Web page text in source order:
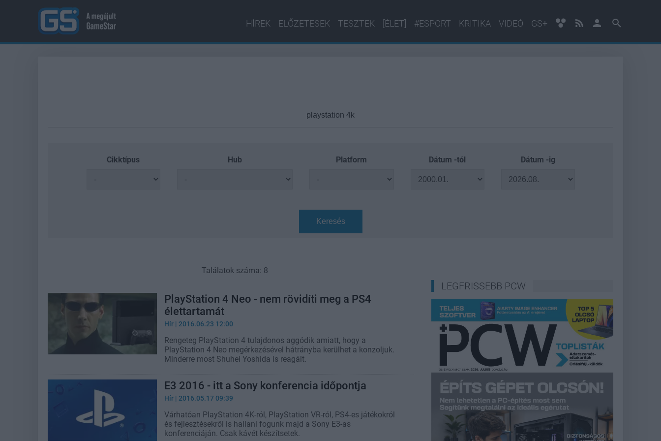
HÍREK ELŐZETESEK TESZTEK [ÉLET] #ESPORT KRITIKA VIDEÓ GS+
Cikktípus Hub Platform Dátum -tól Dátum -ig
Keresés
Találatok száma: 8
PlayStation 4 Neo - nem rövidíti meg a PS4
élettartamát
Hír | 2016.06.23 12:00
Rengeteg PlayStation 4 tulajdonos aggódik amiatt, hogy a
PlayStation 4 Neo megérkezésével hátrányba kerülhet a konzoljuk.
Minderre most Shuhei Yoshida is reagált.
E3 2016 - itt a Sony konferencia időpontja
Hír | 2016.05.17 09:39
Várhatóan PlayStation 4K-ról, PlayStation VR-ról, PS4-es játékokról
és fejlesztésekről is hallani fogunk majd a Sony E3-as
konferenciáján. Csak kávét készítsetek.
LEGFRISSEBB PCW